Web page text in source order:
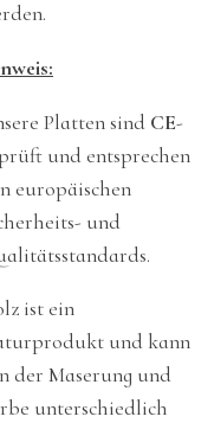
Platten sind CE-
und entsprechen
europäischen
und
ist ein
und kann
der Maserung und
unterschiedlich